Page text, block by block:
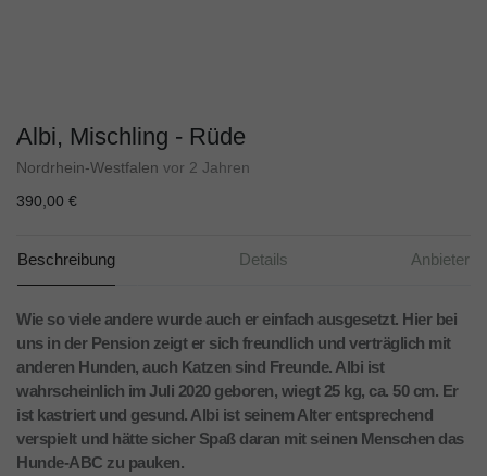
Albi, Mischling - Rüde
Nordrhein-Westfalen vor 2 Jahren
390,00 €
Beschreibung Details Anbieter
Wie so viele andere wurde auch er einfach ausgesetzt. Hier bei
uns in der Pension zeigt er sich freundlich und verträglich mit
anderen Hunden, auch Katzen sind Freunde. Albi ist
wahrscheinlich im Juli 2020 geboren, wiegt 25 kg, ca. 50 cm. Er
ist kastriert und gesund. Albi ist seinem Alter entsprechend
verspielt und hätte sicher Spaß daran mit seinen Menschen das
Hunde-ABC zu pauken.